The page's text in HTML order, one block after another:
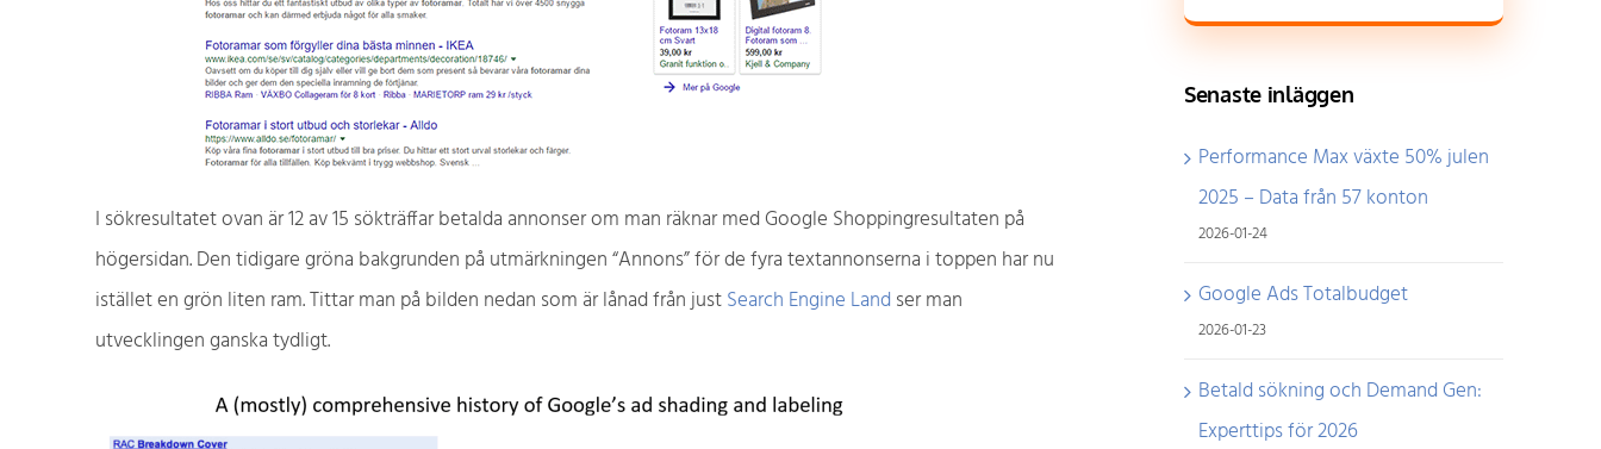
I sökresultatet ovan är 12 av 15 sökträffar betalda annonser om man räknar med Google Shoppingresultaten på
högersidan. Den tidigare gröna bakgrunden på utmärkningen “Annons” för de fyra textannonserna i toppen har nu
istället en grön liten ram. Tittar man på bilden nedan som är lånad från justSearch Engine Landser man
utvecklingen ganska tydligt.
Senaste inläggen
Performance Max växte 50% julen
2025 – Data från 57 konton
2026-01-24
Google Ads Totalbudget
2026-01-23
Betald sökning och Demand Gen:
Experttips för 2026